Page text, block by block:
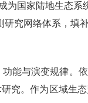
为国家陆地生态
究网络体系，填
能与演变规律。
究。作为区域生